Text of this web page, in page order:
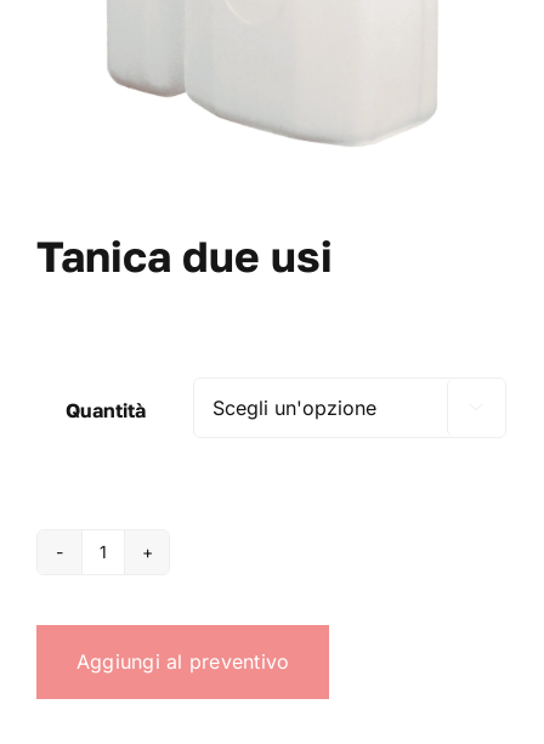
VAI AL PREVENTIVO
Tanica due usi
Quantità
Tanica
usi
quantità
Aggiungi al preventivo